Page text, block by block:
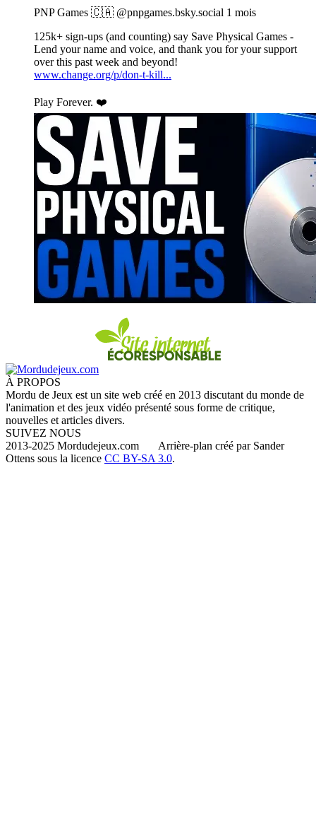
PNP
Games
🇨🇦
on
Bluesky
PNP Games 🇨🇦 @pnpgames.bsky.social 1 mois
125k+ sign-ups (and counting) say Save Physical Games -
Lend your name and voice, and thank you for your support
over this past week and beyond!
www.change.org/p/don-t-kill...
Play Forever. ❤️
À PROPOS
Mordu de Jeux est un site web créé en 2013 discutant du monde de
l'animation et des jeux vidéo présenté sous forme de critique,
nouvelles et articles divers.
SUIVEZ NOUS
2013-2025 Mordudejeux.com Arrière-plan créé par Sander
Ottens sous la licence CC BY-SA 3.0.